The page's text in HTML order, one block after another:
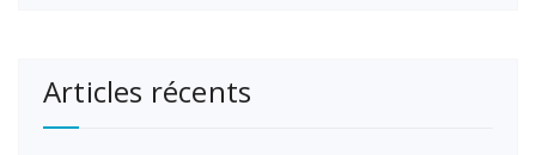
Articles récents